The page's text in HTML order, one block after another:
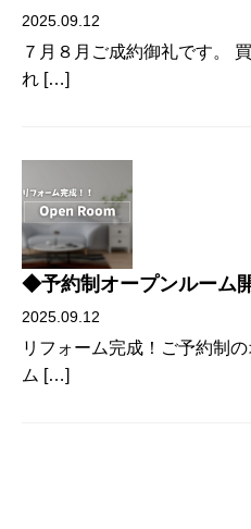
2025.09.12
７月８月ご成約御礼です。
れ […]
◆予約制オープンルーム
2025.09.12
リフォーム完成！ご予約制
ム […]